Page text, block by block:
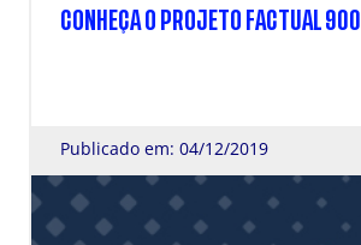
CONHEÇA O PROJETO FACTUAL 900
Publicado em: 04/12/2019